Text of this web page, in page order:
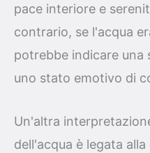
pace interiore e
contrario, se l'acqua
potrebbe indicare una
uno stato emotivo di
Un'altra
dell'acqua è legata